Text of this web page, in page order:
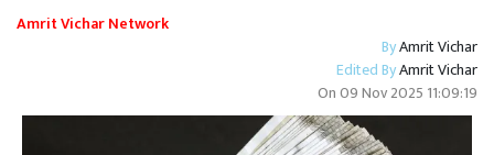
Amrit Vichar Network
ByAmrit Vichar
Edited ByAmrit Vichar
On09 Nov 2025 11:09:19